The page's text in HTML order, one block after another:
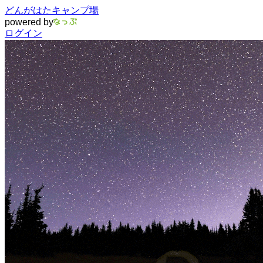
どんがはたキャンプ場
powered by
ログイン